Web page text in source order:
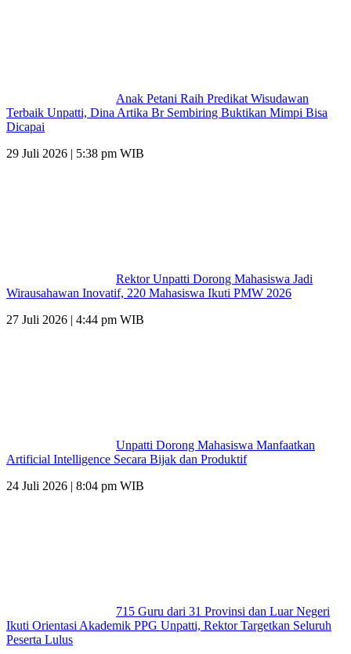
Anak Petani Raih Predikat Wisudawan
Terbaik Unpatti, Dina Artika Br Sembiring Buktikan Mimpi Bisa
Dicapai
29 Juli 2026 | 5:38 pm WIB
Rektor Unpatti Dorong Mahasiswa Jadi
Wirausahawan Inovatif, 220 Mahasiswa Ikuti PMW 2026
27 Juli 2026 | 4:44 pm WIB
Unpatti Dorong Mahasiswa Manfaatkan
Artificial Intelligence Secara Bijak dan Produktif
24 Juli 2026 | 8:04 pm WIB
715 Guru dari 31 Provinsi dan Luar Negeri
Ikuti Orientasi Akademik PPG Unpatti, Rektor Targetkan Seluruh
Peserta Lulus